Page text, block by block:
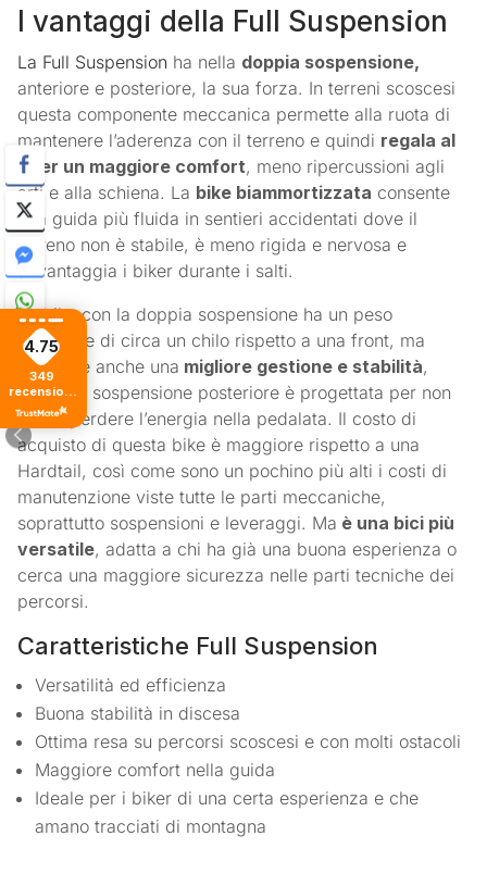
I vantaggi della Full Suspension
La Full Suspension ha nella doppia sospensione,
anteriore e posteriore, la sua forza. In terreni scoscesi
questa componente meccanica permette alla ruota di
mantenere l’aderenza con il terreno e quindi regala al
rider un maggiore comfort, meno ripercussioni agli
arti e alla schiena. La bike biammortizzata consente
una guida più fluida in sentieri accidentati dove il
terreno non è stabile, è meno rigida e nervosa e
avvantaggia i biker durante i salti.
La bike con la doppia sospensione ha un peso
maggiore di circa un chilo rispetto a una front, ma
consente anche una migliore gestione e stabilità,
inoltre la sospensione posteriore è progettata per non
far disperdere l’energia nella pedalata. Il costo di
acquisto di questa bike è maggiore rispetto a una
Hardtail, così come sono un pochino più alti i costi di
manutenzione viste tutte le parti meccaniche,
soprattutto sospensioni e leveraggi. Ma è una bici più
versatile, adatta a chi ha già una buona esperienza o
cerca una maggiore sicurezza nelle parti tecniche dei
percorsi.
Caratteristiche Full Suspension
Versatilità ed efficienza
Buona stabilità in discesa
Ottima resa su percorsi scoscesi e con molti ostacoli
Maggiore comfort nella guida
Ideale per i biker di una certa esperienza e che
amano tracciati di montagna
4.75
349
recensioni
di tutti i
tempi